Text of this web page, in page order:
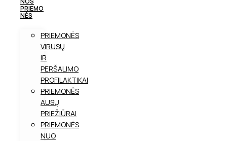
PRIEMO
NĖS
PRIEMONĖS
VIRUSŲ
IR
PERŠALIMO
PROFILAKTIKAI
PRIEMONĖS
AUSŲ
PRIEŽIŪRAI
PRIEMONĖS
NUO